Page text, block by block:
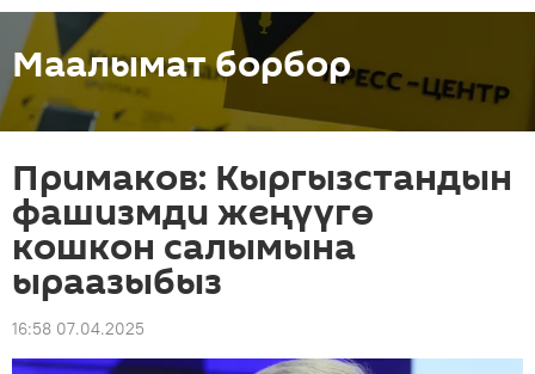
Маалымат борбор
Примаков: Кыргызстандын
фашизмди жеңүүгө
кошкон салымына
ыраазыбыз
16:58 07.04.2025